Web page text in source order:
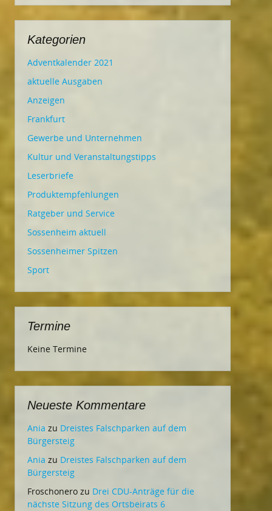
Kategorien
Adventkalender 2021
aktuelle Ausgaben
Anzeigen
Frankfurt
Gewerbe und Unternehmen
Kultur und Veranstaltungstipps
Leserbriefe
Produktempfehlungen
Ratgeber und Service
Sossenheim aktuell
Sossenheimer Spitzen
Sport
Termine
Keine Termine
Neueste Kommentare
Ania zu Dreistes Falschparken auf dem
Bürgersteig
Ania zu Dreistes Falschparken auf dem
Bürgersteig
Froschonero zu Drei CDU-Anträge für die
nächste Sitzung des Ortsbeirats 6